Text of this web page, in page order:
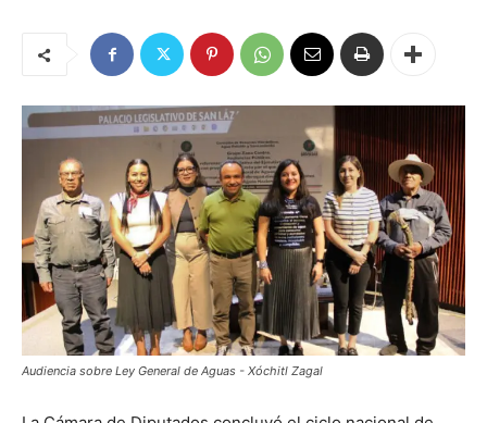
Audiencia sobre Ley General de Aguas - Xóchitl Zagal